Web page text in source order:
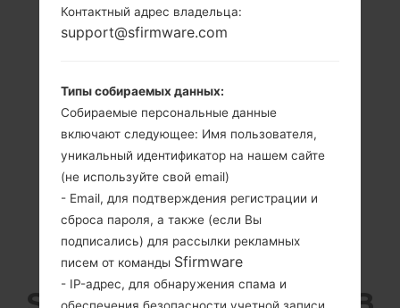
Контактный адрес владельца:
support@sfirmware.com
Типы собираемых данных:
Собираемые персональные данные
включают следующее: Имя пользователя,
уникальный идентификатор на нашем сайте
(не используйте свой email)
- Email, для подтверждения регистрации и
сброса пароля, а также (если Вы
подписались) для рассылки рекламных
писем от команды Sfirmware
- IP-адрес, для обнаружения спама и